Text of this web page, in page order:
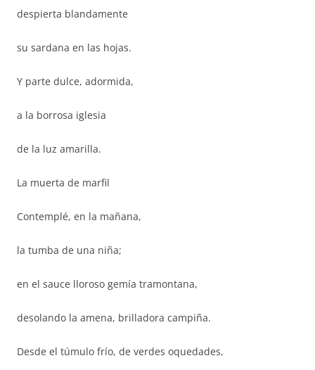
despierta blandamente
su sardana en las hojas.
Y parte dulce, adormida,
a la borrosa iglesia
de la luz amarilla.
La muerta de marfil
Contemplé, en la mañana,
la tumba de una niña;
en el sauce lloroso gemía tramontana,
desolando la amena, brilladora campiña.
Desde el túmulo frío, de verdes oquedades,